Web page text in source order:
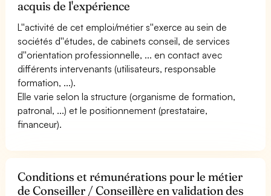
acquis de l'expérience
L''activité de cet emploi/métier s''exerce au sein de
sociétés d''études, de cabinets conseil, de services
d''orientation professionnelle, ... en contact avec
différents intervenants (utilisateurs, responsable
formation, ...).
Elle varie selon la structure (organisme de formation,
patronal, ...) et le positionnement (prestataire,
financeur).
Conditions et rémunérations pour le métier
de Conseiller / Conseillère en validation des